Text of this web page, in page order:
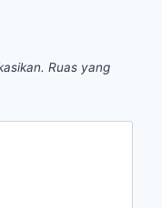
Ruas yang